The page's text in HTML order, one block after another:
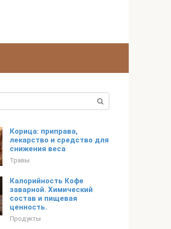
Корица: приправа,
лекарство и средство для
снижения веса
Травы
Калорийность Кофе
заварной. Химический
состав и пищевая
ценность.
Продукты